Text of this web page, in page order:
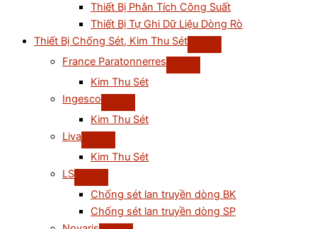
Thiết Bị Phân Tích Công Suất
Thiết Bị Tự Ghi Dữ Liệu Dòng Rò
Thiết Bị Chống Sét, Kim Thu Sét
France Paratonnerres
Kim Thu Sét
Ingesco
Kim Thu Sét
Liva
Kim Thu Sét
LS
Chống sét lan truyền dòng BK
Chống sét lan truyền dòng SP